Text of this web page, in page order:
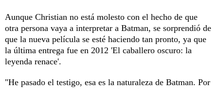
Aunque Christian no está molesto con el hecho de que
otra persona vaya a interpretar a Batman, se sorprendió de
que la nueva película se esté haciendo tan pronto, ya que
la última entrega fue en 2012 'El caballero oscuro: la
leyenda renace'.
"He pasado el testigo, esa es la naturaleza de Batman. Por